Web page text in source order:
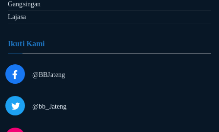
Gangsingan
Lajasa
Ikuti Kami
@BBJateng
@bb_Jateng